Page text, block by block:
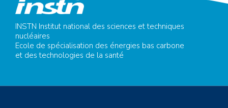
INSTN Institut national des sciences et techniques
nucléaires
Ecole de spécialisation des énergies bas carbone
et des technologies de la santé